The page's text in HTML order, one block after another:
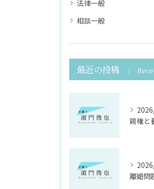
法律一般
相談一般
最近の投稿